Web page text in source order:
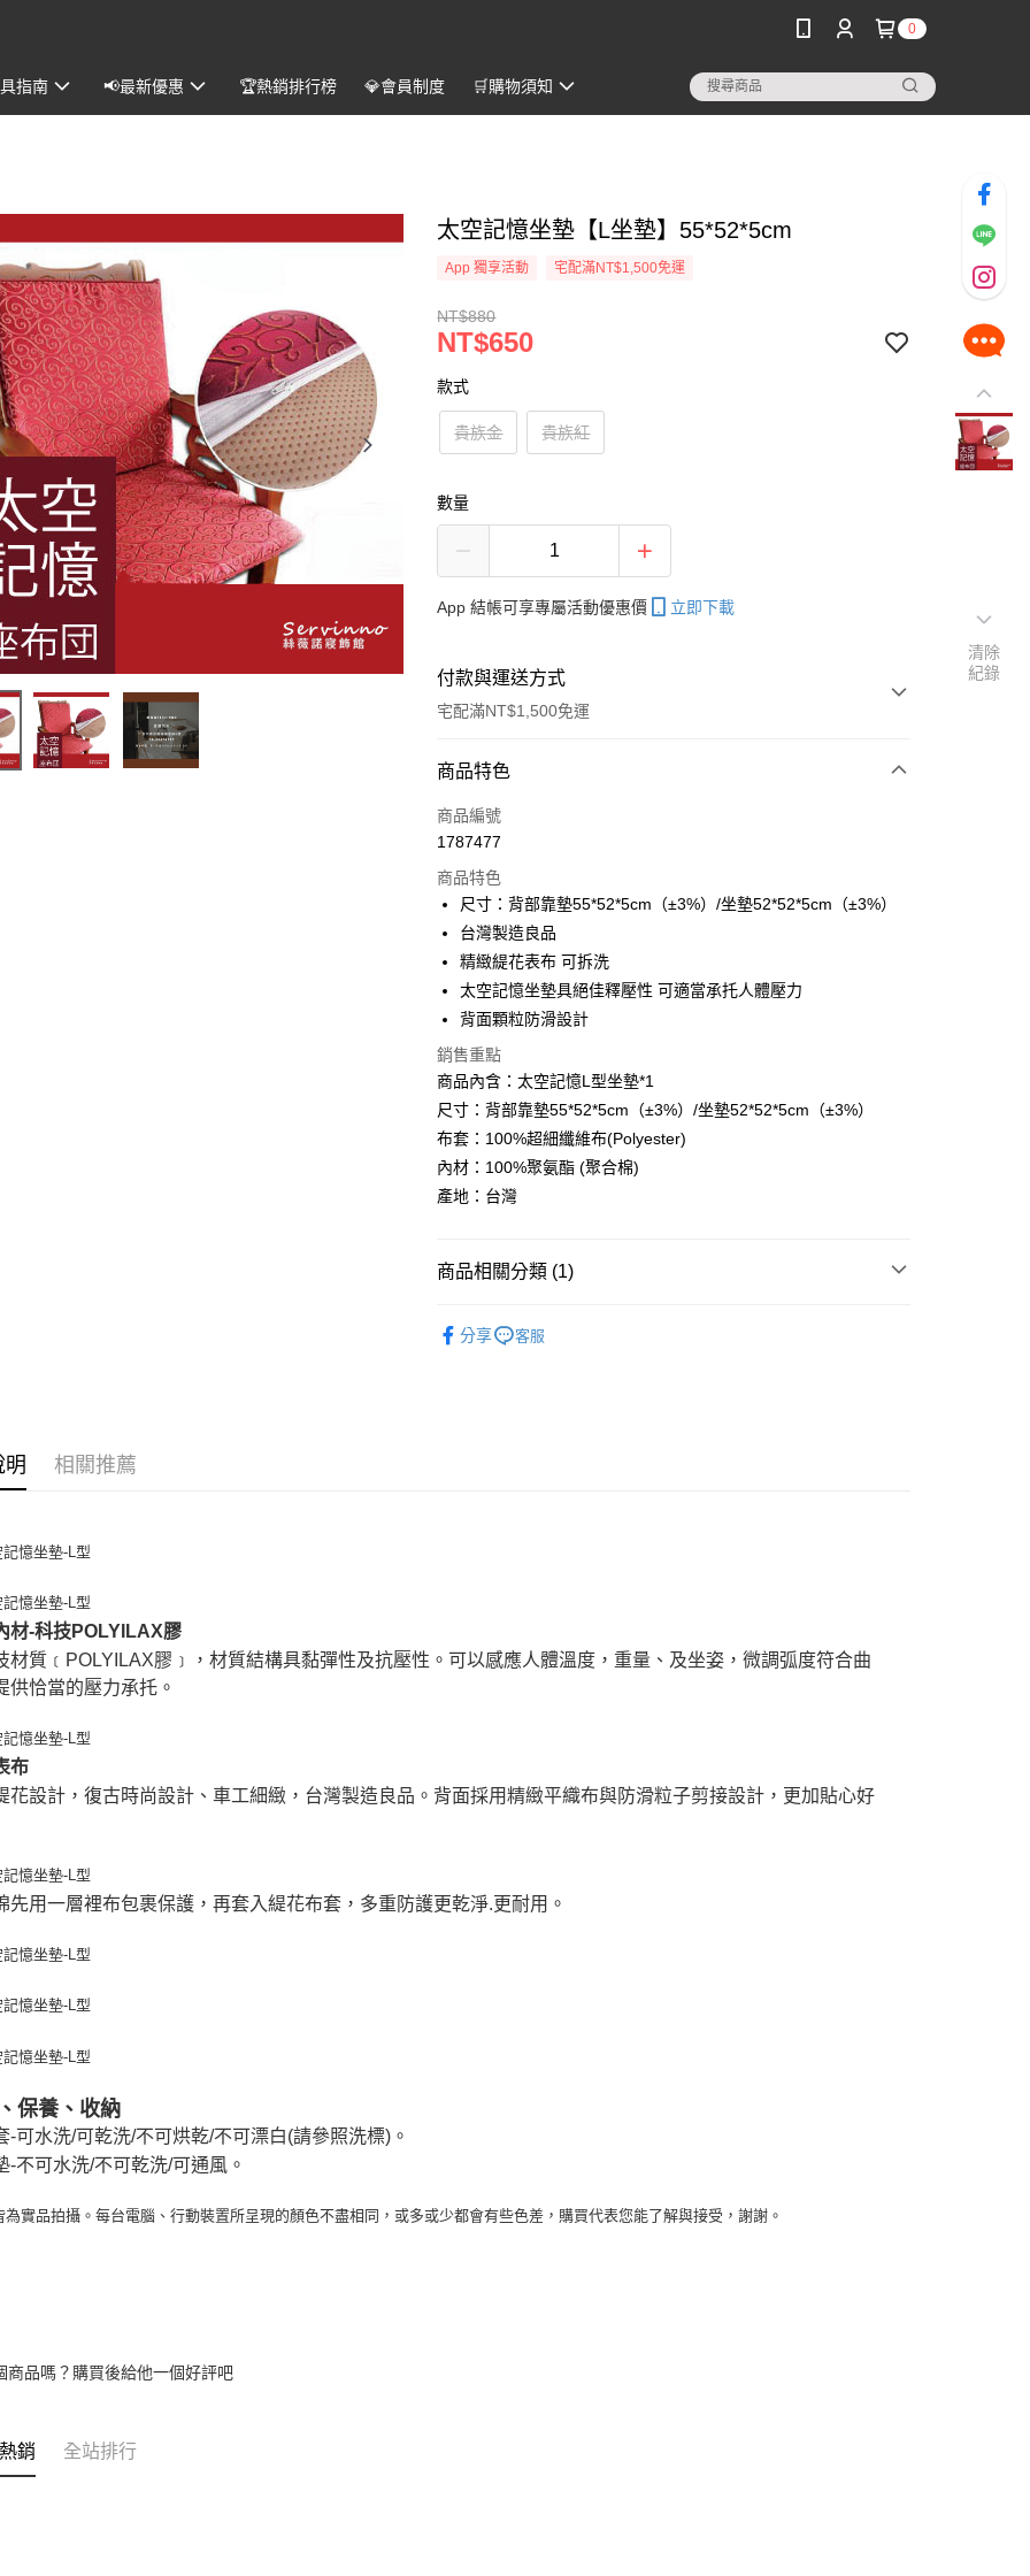
0
指南 📢最新優惠 🏆熱銷排行榜 💎會員制度 🛒購物須知
太空記憶坐墊【L坐墊】55*52*5cm
App 獨享活動 宅配滿NT$1,500免運
NT$880
NT$650
款式
貴族金 貴族紅
數量
App 結帳可享專屬活動優惠價 立即下載
付款與運送方式
宅配滿NT$1,500免運
付款方式
信用卡一次付款
Apple Pay
街口支付
悠遊付
全盈+PAY
ATM付款
運送方式
宅配(包含郵寄包裹/大型物件運費另計)
商品特色
商品編號
1787477
商品特色
尺寸：背部靠墊55*52*5cm（±3%）/坐墊52*52*5cm（±3%）
台灣製造良品
精緻緹花表布 可拆洗
太空記憶坐墊具絕佳釋壓性 可適當承托人體壓力
背面顆粒防滑設計
銷售重點
商品內含：太空記憶L型坐墊*1
尺寸：背部靠墊55*52*5cm（±3%）/坐墊52*52*5cm（±3%）
布套：100%超細纖維布(Polyester)
內材：100%聚氨酯 (聚合棉)
產地：台灣
商品相關分類 (1)
分享
客服
明 相關推薦
材-科技POLYILAX膠
材質﹝POLYILAX膠﹞，材質結構具黏彈性及抗壓性。可以感應人體溫度，重量、及坐姿，微調弧度符合曲
供恰當的壓力承托。
布
花設計，復古時尚設計、車工細緻，台灣製造良品。背面採用精緻平織布與防滑粒子剪接設計，更加貼心好
先用一層裡布包裹保護，再套入緹花布套，多重防護更乾淨.更耐用。
保養、收納
可水洗/可乾洗/不可烘乾/不可漂白(請參照洗標)。
不可水洗/不可乾洗/可通風。
為實品拍攝。每台電腦、行動裝置所呈現的顏色不盡相同，或多或少都會有些色差，購買代表您能了解與接受，謝謝。
商品嗎？購買後給他一個好評吧
銷 全站排行
清除
紀錄